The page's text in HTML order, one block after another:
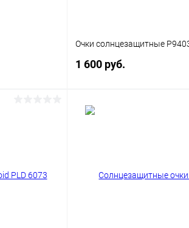
Очки солнцезащитные
1 600 руб.